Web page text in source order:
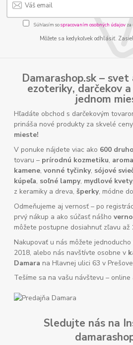
Súhlasím sospracovaním osobných údajov
Môžete sa kedykoľvek odhlásiť.
Damarashop.sk – svet
ezoteriky, darčekov a
jednom
Hľadáte obchod s darčekovým
prináša nové produkty za skvelé
mieste!
V ponuke nájdete viac ako 600
tovaru – prírodnú kozmetiku,
kamene,vonné tyčinky, sójové
kúpeľa, soľné lampy, mydlové kvety
z keramiky a dreva,šperky, módne
Odmeňujeme aj vernosť – po
prvý nákup a ako súčasť nášho
môžete postupne dosiahnuť zľavu až
Nakupovať u nás môžete jednoducho
2018, alebo nás navštívte osobne v
Damara na Hlavnej ulici 63 v
Tešíme sa na vašu návštevu – online
Sledujte nás na